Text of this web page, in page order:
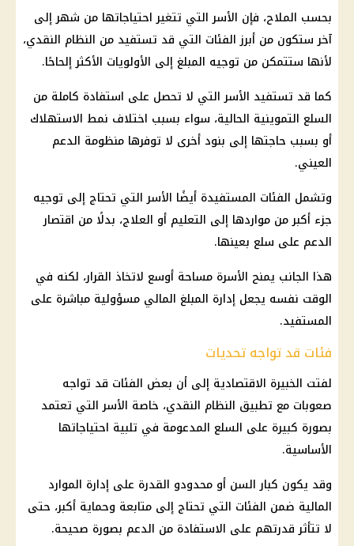
بحسب الملاح، فإن الأسر التي تتغير احتياجاتها من شهر إلى
آخر ستكون من أبرز الفئات التي قد تستفيد من النظام النقدي،
لأنها ستتمكن من توجيه المبلغ إلى الأولويات الأكثر إلحاحًا.
كما قد تستفيد الأسر التي لا تحصل على استفادة كاملة من
السلع التموينية الحالية، سواء بسبب اختلاف نمط الاستهلاك
أو بسبب حاجتها إلى بنود أخرى لا توفرها منظومة الدعم
العيني.
وتشمل الفئات المستفيدة أيضًا الأسر التي تحتاج إلى توجيه
جزء أكبر من مواردها إلى التعليم أو العلاج، بدلًا من اقتصار
الدعم على سلع بعينها.
هذا الجانب يمنح الأسرة مساحة أوسع لاتخاذ القرار، لكنه في
الوقت نفسه يجعل إدارة المبلغ المالي مسؤولية مباشرة على
المستفيد.
فئات قد تواجه تحديات
لفتت الخبيرة الاقتصادية إلى أن بعض الفئات قد تواجه
صعوبات مع تطبيق النظام النقدي، خاصة الأسر التي تعتمد
بصورة كبيرة على السلع المدعومة في تلبية احتياجاتها
الأساسية.
وقد يكون كبار السن أو محدودو القدرة على إدارة الموارد
المالية ضمن الفئات التي تحتاج إلى متابعة وحماية أكبر، حتى
لا تتأثر قدرتهم على الاستفادة من الدعم بصورة صحيحة.